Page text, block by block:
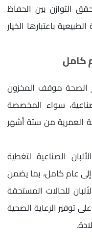
التوازن بين الحفاظ
باعتبارها الخيار
كامل
الصحة موقف المخزون
سواء المخصصة
العمرية من ستة أشهر
الصناعية لتغطية
إلى عام كامل، بما يضمن
للحالات المستحقة
توفير الرعاية الصحية